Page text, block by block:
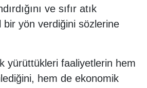
ve sıfır atık
bir yön verdiğini sözlerine
yürüttükleri faaliyetlerin hem
hem de ekonomik